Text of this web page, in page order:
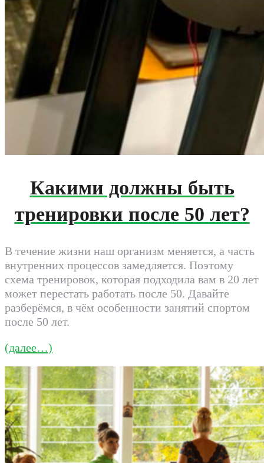
Какими должны быть
тренировки после 50 лет?
В течение жизни наш организм меняется, а часть
внутренних процессов замедляется. Поэтому
схема тренировок, которая подходила вам в 20 лет
может перестать работать после 50. Давайте
разберёмся, в чём особенности занятий спортом
после 50 лет.
(далее…)